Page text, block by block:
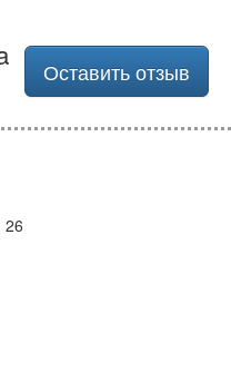
Оставить отзыв
26